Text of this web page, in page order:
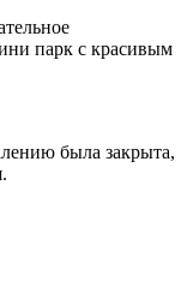
парк с красивым
была закрыта,